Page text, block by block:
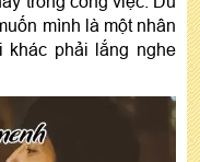
mình là một nhân
phải lắng nghe